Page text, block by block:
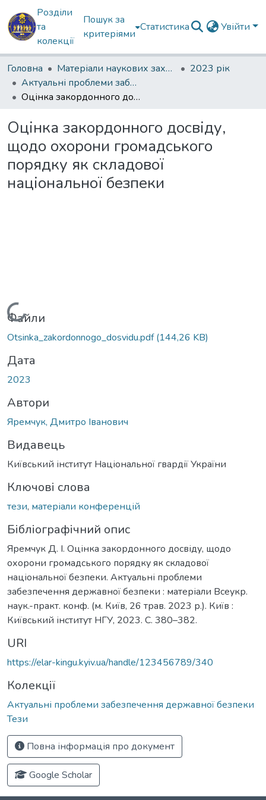
Розділи
та
колекції
Пошук за
критеріями
Статистика Увійти
Головна Матеріали наукових заходів
2023 рік
Актуальні проблеми забезпечення державної безпеки
Оцінка закордонного досвіду, щодо охорони громадського порядку як складової національної безпеки
Оцінка закордонного досвіду,
щодо охорони громадського
порядку як складової
національної безпеки
Вантажиться...
Файли
Otsinka_zakordonnogo_dosvidu.pdf(144,26 KB)
Дата
2023
Автори
Яремчук, Дмитро Іванович
Видавець
Київський інститут Національної гвардії України
Ключові слова
тези, матеріали конференцій
Бібліографічний опис
Яремчук Д. І. Оцінка закордонного досвіду, щодо
охорони громадського порядку як складової
національної безпеки. Актуальні проблеми
забезпечення державної безпеки : матеріали Всеукр.
наук.-практ. конф. (м. Київ, 26 трав. 2023 р.). Київ :
Київський інститут НГУ, 2023. С. 380–382.
URI
https://elar-kingu.kyiv.ua/handle/123456789/340
Колекції
Актуальні проблеми забезпечення державної безпеки
Тези
Повна інформація про документ
Google Scholar